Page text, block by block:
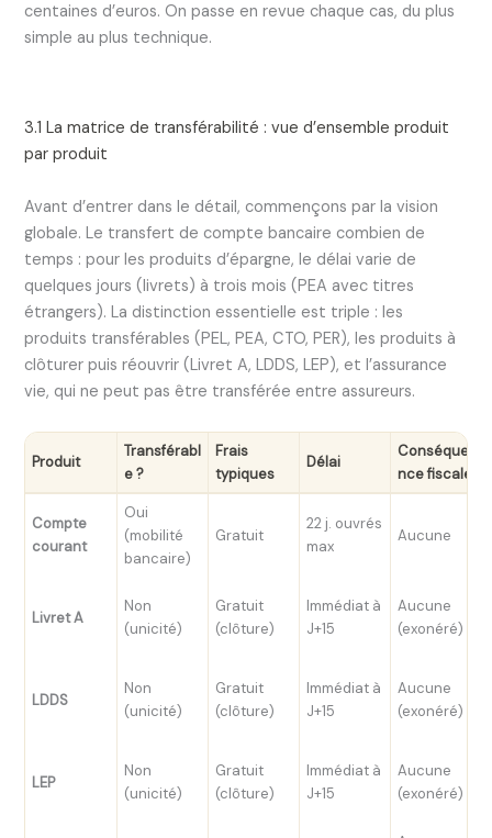
centaines d’euros. On passe en revue chaque cas, du plus
simple au plus technique.
3.1 La matrice de transférabilité : vue d’ensemble produit
par produit
Avant d’entrer dans le détail, commençons par la vision
globale. Le transfert de compte bancaire combien de
temps : pour les produits d’épargne, le délai varie de
quelques jours (livrets) à trois mois (PEA avec titres
étrangers). La distinction essentielle est triple : les
produits transférables (PEL, PEA, CTO, PER), les produits à
clôturer puis réouvrir (Livret A, LDDS, LEP), et l’assurance
vie, qui ne peut pas être transférée entre assureurs.
Produit
Transférabl
e ?
Frais
typiques
Délai
Conséque
nce fiscale
Compte
courant
Oui
(mobilité
bancaire)
Gratuit
22 j. ouvrés
max
Aucune
Livret A
Non
(unicité)
Gratuit
(clôture)
Immédiat à
J+15
Aucune
(exonéré)
LDDS
Non
(unicité)
Gratuit
(clôture)
Immédiat à
J+15
Aucune
(exonéré)
LEP
Non
(unicité)
Gratuit
(clôture)
Immédiat à
J+15
Aucune
(exonéré)